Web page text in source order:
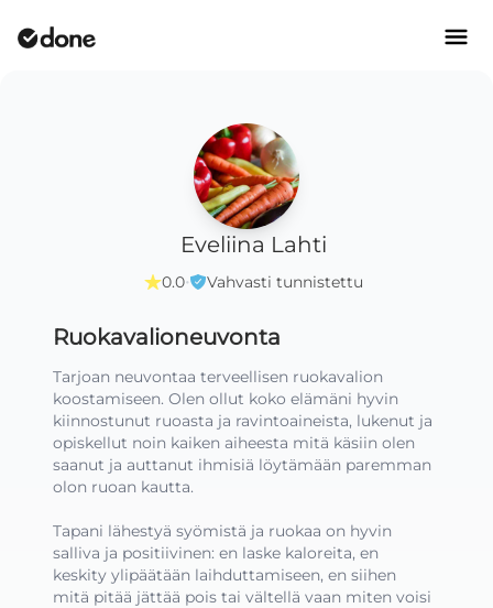
Eveliina Lahti
0.0· Vahvasti tunnistettu
Ruokavalioneuvonta
Tarjoan neuvontaa terveellisen ruokavalion
koostamiseen. Olen ollut koko elämäni hyvin
kiinnostunut ruoasta ja ravintoaineista, lukenut ja
opiskellut noin kaiken aiheesta mitä käsiin olen
saanut ja auttanut ihmisiä löytämään paremman
olon ruoan kautta.
Tapani lähestyä syömistä ja ruokaa on hyvin
salliva ja positiivinen: en laske kaloreita, en
keskity ylipäätään laihduttamiseen, en siihen
mitä pitää jättää pois tai vältellä vaan miten voisi